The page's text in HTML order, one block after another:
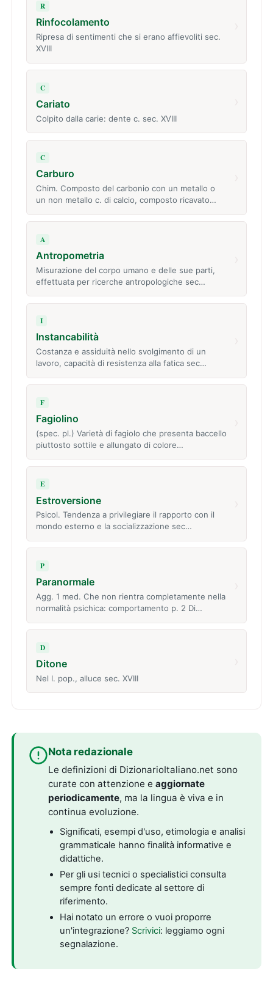
R
Rinfocolamento
Ripresa di sentimenti che si erano affievoliti sec.
XVIII
C
Cariato
Colpito dalla carie: dente c. sec. XVIII
C
Carburo
Chim. Composto del carbonio con un metallo o
un non metallo c. di calcio, composto ricavato…
A
Antropometria
Misurazione del corpo umano e delle sue parti,
effettuata per ricerche antropologiche sec…
I
Instancabilità
Costanza e assiduità nello svolgimento di un
lavoro, capacità di resistenza alla fatica sec…
F
Fagiolino
(spec. pl.) Varietà di fagiolo che presenta baccello
piuttosto sottile e allungato di colore…
E
Estroversione
Psicol. Tendenza a privilegiare il rapporto con il
mondo esterno e la socializzazione sec…
P
Paranormale
Agg. 1 med. Che non rientra completamente nella
normalità psichica: comportamento p. 2 Di…
D
Ditone
Nel l. pop., alluce sec. XVIII
Nota redazionale
Le definizioni di DizionarioItaliano.net sono
curate con attenzione eaggiornate
periodicamente, ma la lingua è viva e in
continua evoluzione.
Significati, esempi d'uso, etimologia e analisi
grammaticale hanno finalità informative e
didattiche.
Per gli usi tecnici o specialistici consulta
sempre fonti dedicate al settore di
riferimento.
Hai notato un errore o vuoi proporre
un'integrazione? Scrivici: leggiamo ogni
segnalazione.